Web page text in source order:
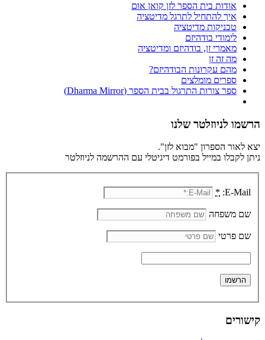
אודות בית הספר לזן קואן אום
איך להתחיל לתרגל מדיטציה
טכניקות מדיטציה
לימודי בודהיזם
מאמרי זן, בודהיזם ומדיטציה
מה זה זן
מהם עקרונות הבודהיזם?
ספרים מומלצים
ספר צורות התרגול בבית הספר (Dharma Mirror)
הרשמו לניוזלטר שלנו
יצא לאור הספרון "מבוא לזן".
ניתן לקבלו במייל בפורמט דיגיטלי עם ההרשמה לניוזלטר
E-Mail:
*
שם משפחה
שם פרטי
קישורים